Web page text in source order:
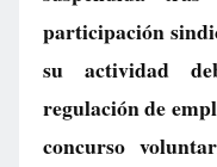
participación
su actividad
regulación de
concurso